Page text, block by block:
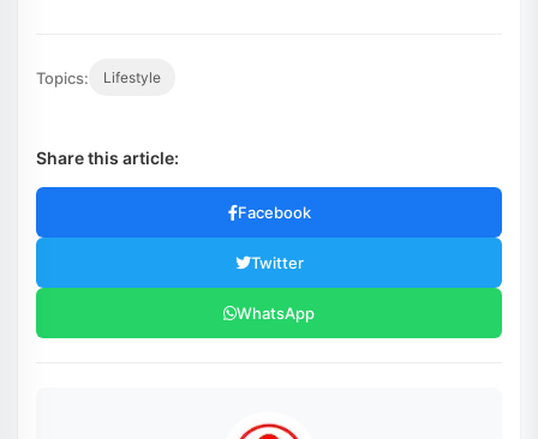
Topics: Lifestyle
Share this article:
Facebook
Twitter
WhatsApp